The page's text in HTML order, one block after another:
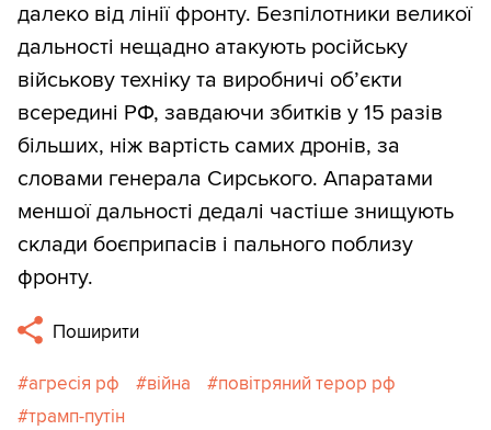
далеко від лінії фронту. Безпілотники великої
дальності нещадно атакують російську
військову техніку та виробничі об’єкти
всередині РФ, завдаючи збитків у 15 разів
більших, ніж вартість самих дронів, за
словами генерала Сирського. Апаратами
меншої дальності дедалі частіше знищують
склади боєприпасів і пального поблизу
фронту.
Поширити
агресія рф війна
повітряний терор рф
трамп-путін